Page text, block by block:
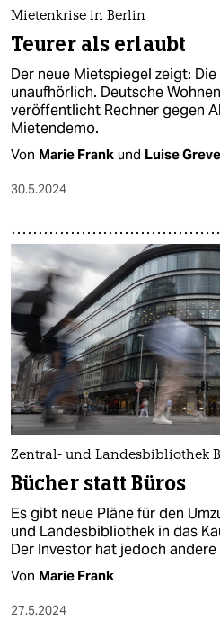
Mietenkrise in Berlin
Teurer als erlaubt
Der neue Mietspiegel zeigt:
unaufhörlich. Deutsche
veröffentlicht Rechner gegen
Mietendemo.
Von Marie Frank und Luise Greve
30.5.2024
Zentral- und Landesbibliothek
Bücher statt Büros
Es gibt neue Pläne für den
und Landesbibliothek in das
Der Investor hat jedoch andere
Von Marie Frank
27.5.2024